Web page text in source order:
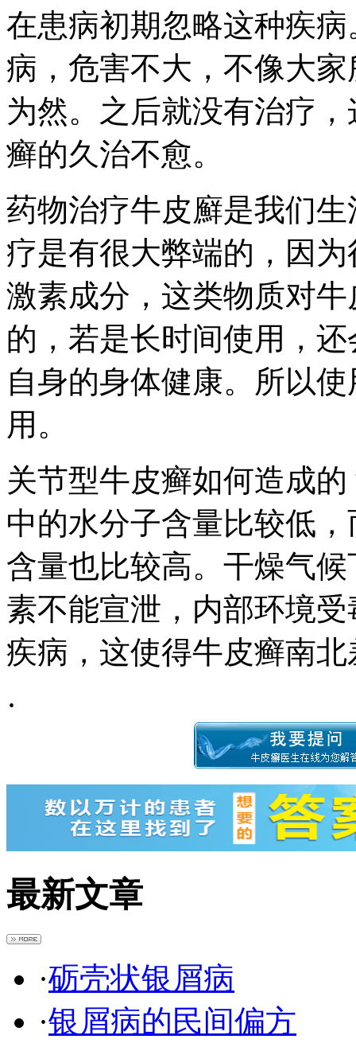
在患病初期忽略这种疾
病，危害不大，不像大
为然。之后就没有治疗
癣的久治不愈。
药物治疗牛皮廯是我们
疗是有很大弊端的，因
激素成分，这类物质对
的，若是长时间使用，
自身的身体健康。所以
用。
关节型牛皮癣如何造成
中的水分子含量比较低
含量也比较高。干燥气
素不能宣泄，内部环境
疾病，这使得牛皮癣南
·
最新文章
·砺壳状银屑病
·银屑病的民间偏方